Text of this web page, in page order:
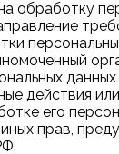
обработку
действия
его
прав,